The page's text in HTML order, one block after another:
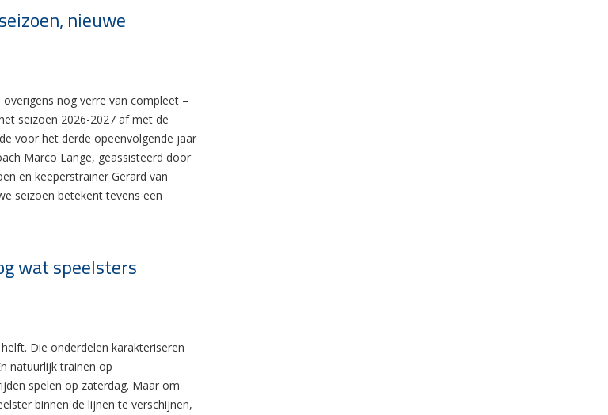
nieuwe
overigens nog verre van compleet –
seizoen 2026-2027 af met de
voor het derde opeenvolgende jaar
Marco Lange, geassisteerd door
en keeperstrainer Gerard van
seizoen betekent tevens een
wat speelsters
Die onderdelen karakteriseren
natuurlijk trainen op
spelen op zaterdag. Maar om
binnen de lijnen te verschijnen,